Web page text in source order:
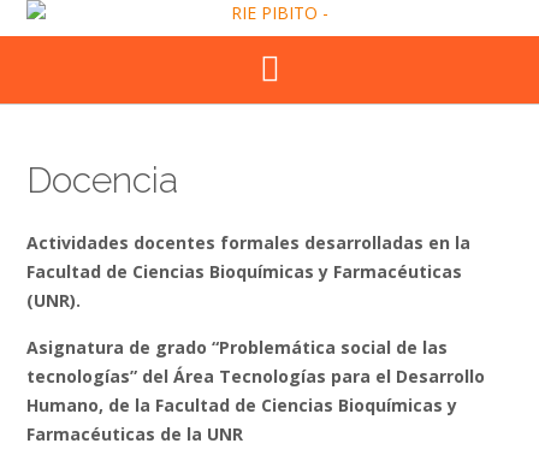
Skip
to
Docencia
Actividades docentes formales desarrolladas en la
Facultad de Ciencias Bioquímicas y Farmacéuticas
(UNR).
Asignatura de grado “Problemática social de las
tecnologías” del Área Tecnologías para el Desarrollo
Humano, de la Facultad de Ciencias Bioquímicas y
Farmacéuticas de la UNR